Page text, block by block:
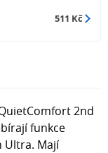
511 Kč